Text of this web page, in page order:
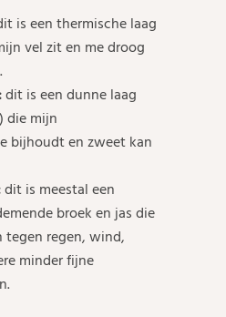
is een thermische laag
vel zit en me droog
dit is een dunne laag
die mijn
bijhoudt en zweet kan
dit is meestal een
broek en jas die
tegen regen, wind,
minder fijne